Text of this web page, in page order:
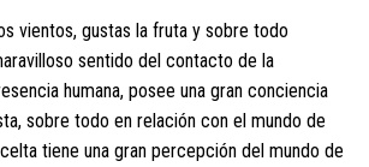
vientos, gustas la fruta y sobre todo
sentido del contacto de la
humana, posee una gran conciencia
sobre todo en relación con el mundo de
tiene una gran percepción del mundo de